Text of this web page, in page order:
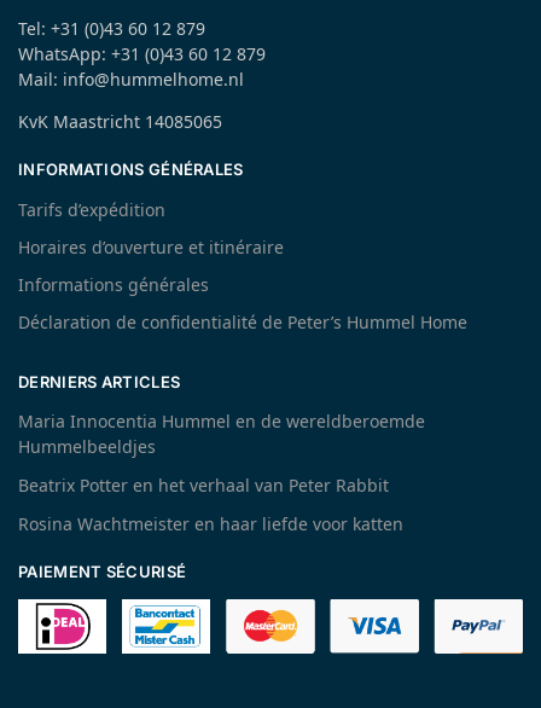
Tel: +31 (0)43 60 12 879
WhatsApp: +31 (0)43 60 12 879
Mail: info@hummelhome.nl
KvK Maastricht 14085065
INFORMATIONS GÉNÉRALES
Tarifs d’expédition
Horaires d’ouverture et itinéraire
Informations générales
Déclaration de confidentialité de Peter’s Hummel Home
DERNIERS ARTICLES
Maria Innocentia Hummel en de wereldberoemde
Hummelbeeldjes
Beatrix Potter en het verhaal van Peter Rabbit
Rosina Wachtmeister en haar liefde voor katten
PAIEMENT SÉCURISÉ